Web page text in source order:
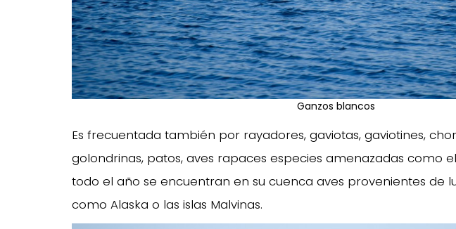
Ganzos blancos
Es frecuentada también por rayadores, gaviotas, gaviotines,
golondrinas, patos, aves rapaces especies amenazadas como
todo el año se encuentran en su cuenca aves provenientes de
como Alaska o las islas Malvinas.